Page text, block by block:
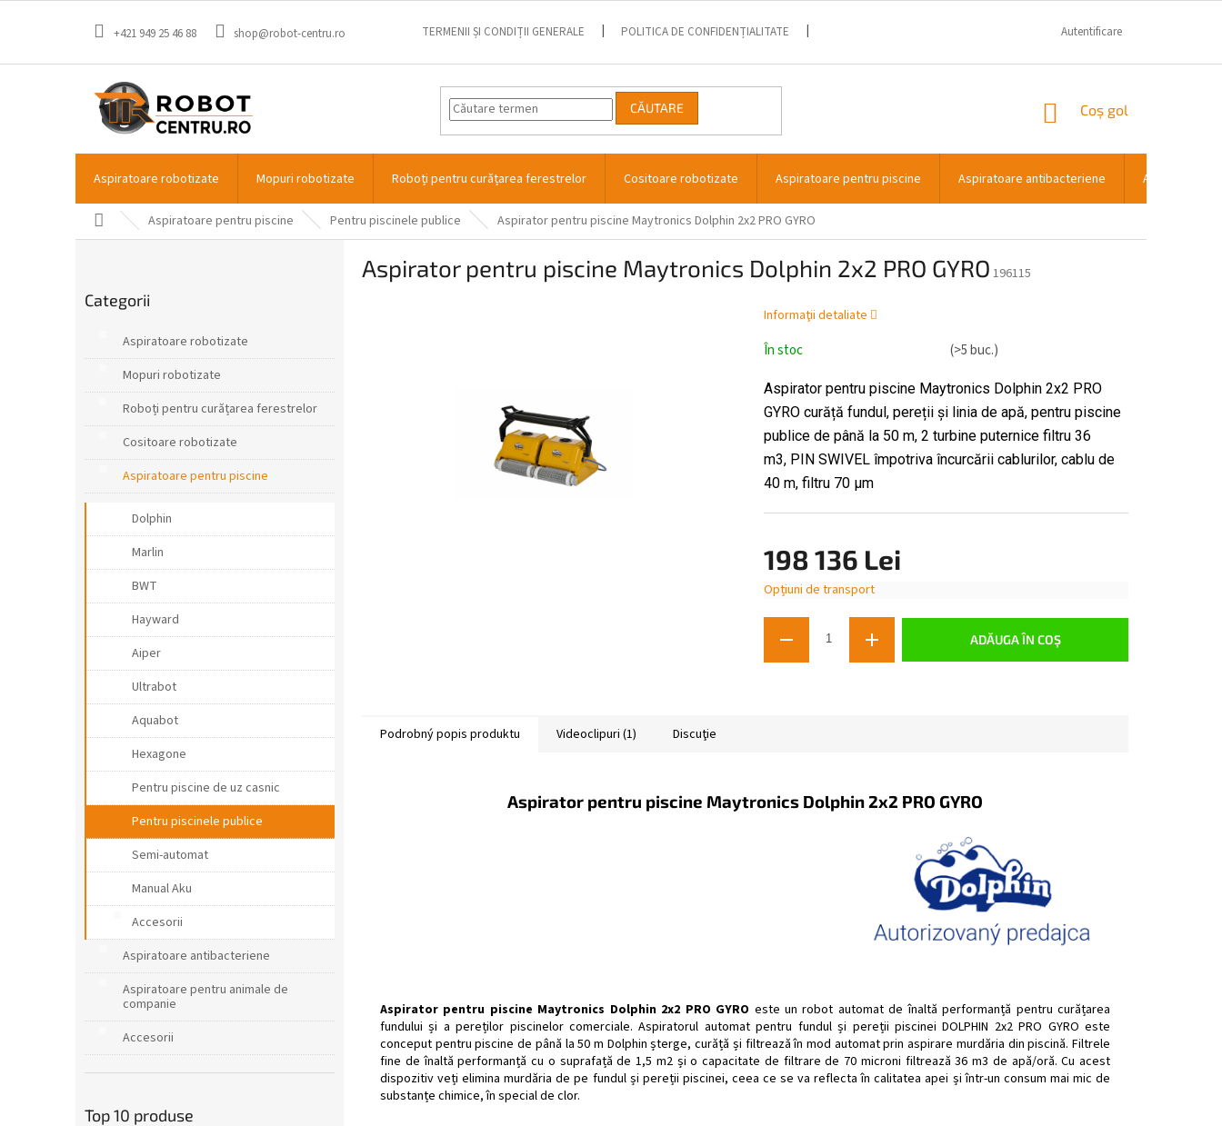
+421 949 25 46 88 shop@robot-centru.ro TERMENII ȘI CONDIȚII GENERALE POLITICA DE CONFIDENȚIALITATE Autentificare
CĂUTARE
COŞ
CUMPĂRĂTURI
Coş gol
Aspiratoare robotizate Mopuri robotizate Roboți pentru curățarea ferestrelor Cositoare robotizate Aspiratoare pentru piscine Aspiratoare antibacteriene Aspiratoare
Acasă Aspiratoare pentru piscine Pentru piscinele publice Aspirator pentru piscine Maytronics Dolphin 2x2 PRO GYRO
peste
Categorii
Aspiratoare robotizate
Mopuri robotizate
Roboți pentru curățarea ferestrelor
Cositoare robotizate
Aspiratoare pentru piscine
Dolphin
Marlin
BWT
Hayward
Aiper
Ultrabot
Aquabot
Hexagone
Pentru piscine de uz casnic
Pentru piscinele publice
Semi-automat
Manual Aku
Accesorii
Aspiratoare antibacteriene
Aspiratoare pentru animale de
companie
Accesorii
Top 10 produse
Aspirator pentru piscine Maytronics Dolphin 2x2 PRO GYRO 196115
198 136 Lei
Evaluare
În stoc (>5 buc.)
Opțiuni de transport
ADĂUGA ÎN COŞ
Aspirator pentru piscine Maytronics Dolphin 2x2 PRO
GYRO curăță fundul, pereții și linia de apă, pentru piscine
publice de până la 50 m, 2 turbine puternice filtru 36
m3, PIN SWIVEL împotriva încurcării cablurilor, cablu de
40 m, filtru 70 μm
Informaţii detaliate
Podrobný popis produktu Videoclipuri (1) Discuţie
Aspirator pentru piscine Maytronics Dolphin 2x2 PRO GYRO
Aspirator pentru piscine Maytronics Dolphin 2x2 PRO GYRO este un robot automat de înaltă performanță pentru curățarea
fundului și a pereților piscinelor comerciale. Aspiratorul automat pentru fundul și pereții piscinei DOLPHIN 2x2 PRO GYRO este
conceput pentru piscine de până la 50 m Dolphin șterge, curăță și filtrează în mod automat prin aspirare murdăria din piscină. Filtrele
fine de înaltă performanță cu o suprafață de 1,5 m2 și o capacitate de filtrare de 70 microni filtrează 36 m3 de apă/oră. Cu acest
dispozitiv veți elimina murdăria de pe fundul și pereții piscinei, ceea ce se va reflecta în calitatea apei și într-un consum mai mic de
substanțe chimice, în special de clor.